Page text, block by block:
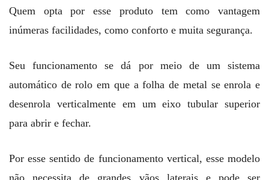
Quem opta por esse produto tem como vantagem
inúmeras facilidades, como conforto e muita segurança.
Seu funcionamento se dá por meio de um sistema
automático de rolo em que a folha de metal se enrola e
desenrola verticalmente em um eixo tubular superior
para abrir e fechar.
Por esse sentido de funcionamento vertical, esse modelo